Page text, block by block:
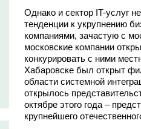
Однако и сектор IT-услуг
тенденции к укрупнению
компаниями, зачастую с
московские компании
конкурировать с ними
Хабаровске был открыт
области системной
открылось
октябре этого года –
крупнейшего